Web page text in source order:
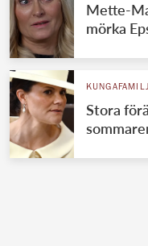
Mette-
mörka
Stora